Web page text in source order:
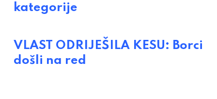
kategorije
VLAST ODRIJEŠILA KESU: Borci
došli na red